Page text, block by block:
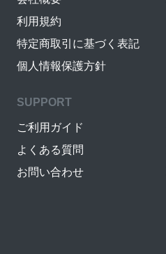
利用規約
特定商取引に基づく表記
個人情報保護方針
SUPPORT
ご利用ガイド
よくある質問
お問い合わせ